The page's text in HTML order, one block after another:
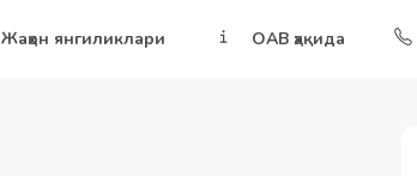
Жаҳон янгиликлари ОАВ ҳақида